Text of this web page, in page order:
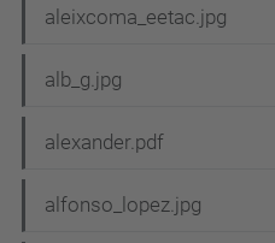
aleixcoma_eetac.jpg
alb_g.jpg
alexander.pdf
alfonso_lopez.jpg